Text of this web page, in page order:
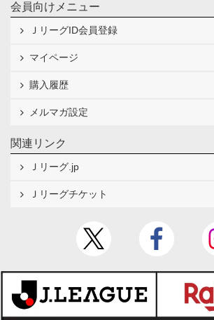
会員向けメニュー
ＪリーグID会員登録
マイページ
購入履歴
メルマガ設定
関連リンク
Ｊリーグ.jp
Ｊリーグチケット